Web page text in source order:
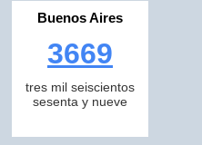
Buenos Aires
3669
tres mil seiscientos
sesenta y nueve